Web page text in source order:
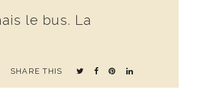
le bus. La
SHARE THIS